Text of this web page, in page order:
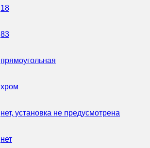
18
83
прямоугольная
хром
нет, установка не предусмотрена
нет